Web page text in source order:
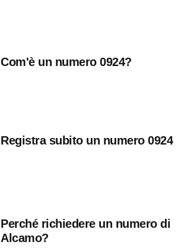
Com'è un numero 0924?
Registra subito un numero 0924
Perché richiedere un numero di
Alcamo?